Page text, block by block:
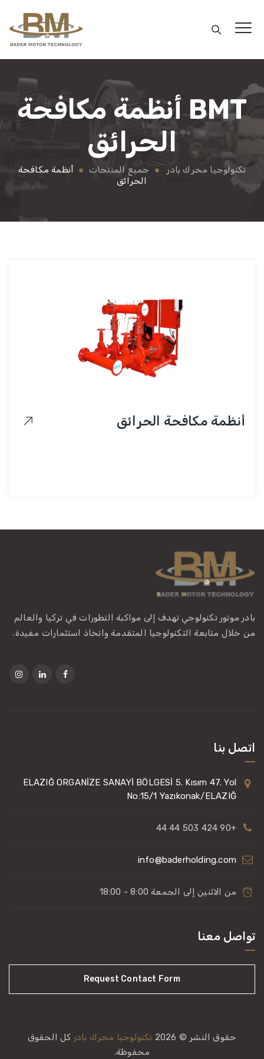
BMT أنظمة مكافحة
الحرائق
تكنولوجيا محرك بادر جميع المنتجات
أنظمة مكافحة
الحرائق
أنظمة مكافحة الحرائق
بادر موتور تكنولوجي تهدف إلى مواكبة التطورات في تركيا والعالم
من خلال متابعة التكنولوجيا المتقدمة واتخاذ استثمارات مفيدة.
اتصل بنا
ELAZIĞ ORGANİZE SANAYİ BÖLGESİ 5. Kısım 47. Yol
No:15/1 Yazıkonak/ELAZIĞ
+90 424 503 44 44
info@baderholding.com
من الاثنين إلى الجمعة 8:00 - 18:00
تواصل معنا
Request Contact Form
حقوق النشر © 2026 تكنولوجيا محرك بادر كل الحقوق
محفوظة.